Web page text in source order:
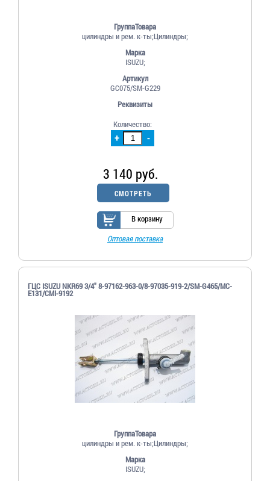
ГруппаТовара
цилиндры и рем. к-ты;Цилиндры;
Марка
ISUZU;
Артикул
GC075/SM-G229
Реквизиты
+ -
Количество:
3 140 руб.
СМОТРЕТЬ
В корзину
Оптовая поставка
ГЦС ISUZU NKR69 3/4" 8-97162-963-0/8-97035-919-2/SM-G465/MC-
E131/CMI-9192
ГруппаТовара
цилиндры и рем. к-ты;Цилиндры;
Марка
ISUZU;